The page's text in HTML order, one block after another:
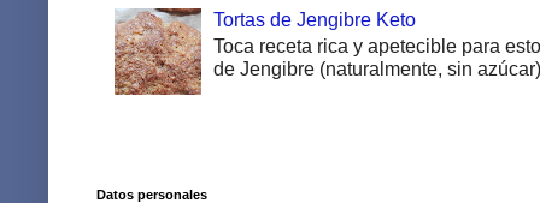
Tortas de Jengibre Keto
Toca receta rica y apetecible para
de Jengibre (naturalmente, sin
Datos personales